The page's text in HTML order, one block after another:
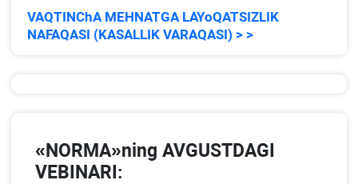
VAQTINChA MEHNATGA LAYoQATSIZLIK
NAFAQASI (KASALLIK VARAQASI) > >
«NORMA»ning AVGUSTDAGI
VEBINARI: